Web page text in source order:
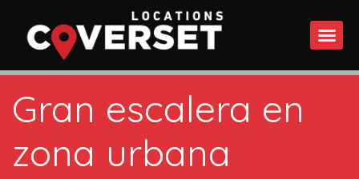
Gran escalera en
zona urbana